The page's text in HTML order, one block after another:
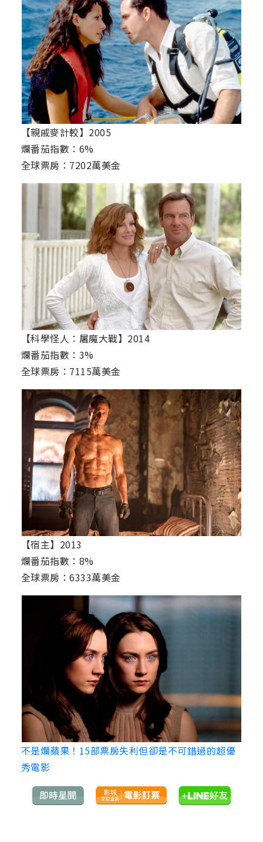
【親戚麥計較】2005
爛番茄指數：6%
全球票房：7202萬美金
【科學怪人：屠魔大戰】2014
爛番茄指數：3%
全球票房：7115萬美金
【宿主】2013
爛番茄指數：8%
全球票房：6333萬美金
不是爛蘋果！15部票房失利但卻是不可錯過的超優
秀電影